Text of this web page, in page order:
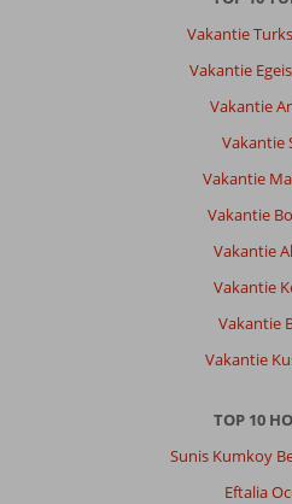
Vakantie
Vakantie
Vakantie
Vakantie
Vakantie
Vakantie
Vakantie
Vakantie
Vakantie
Vakantie
TOP 10
Sunis Kumkoy
Eftalia